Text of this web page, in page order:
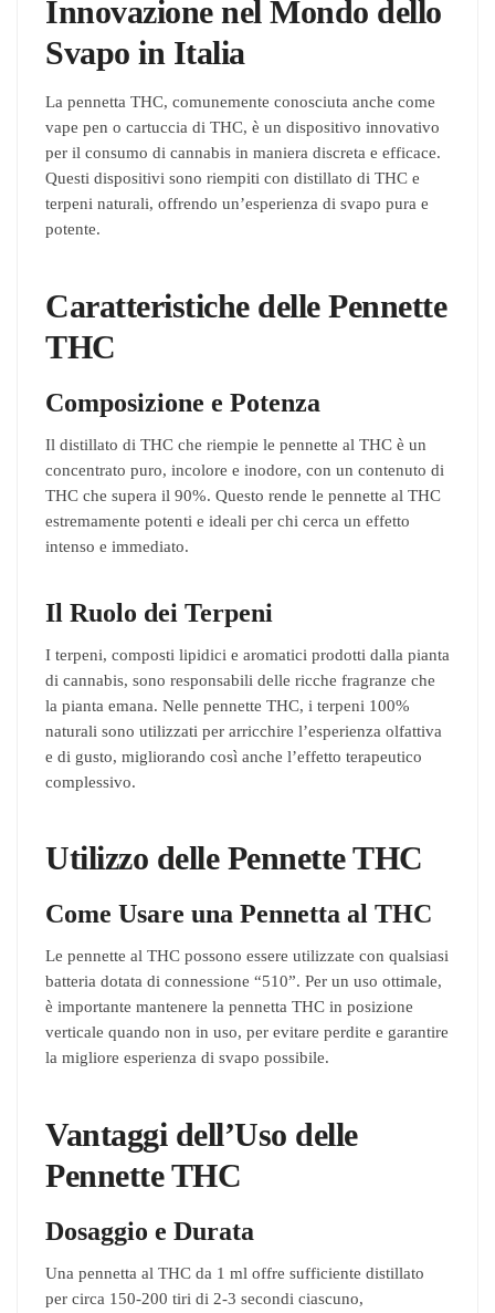
pagina
Innovazione nel Mondo dello
Svapo in Italia
La pennetta THC, comunemente conosciuta anche come
vape pen o cartuccia di THC, è un dispositivo innovativo
per il consumo di cannabis in maniera discreta e efficace.
Questi dispositivi sono riempiti con distillato di THC e
terpeni naturali, offrendo un’esperienza di svapo pura e
potente.
Caratteristiche delle Pennette
THC
Composizione e Potenza
Il distillato di THC che riempie le pennette al THC è un
concentrato puro, incolore e inodore, con un contenuto di
THC che supera il 90%. Questo rende le pennette al THC
estremamente potenti e ideali per chi cerca un effetto
intenso e immediato.
Il Ruolo dei Terpeni
I terpeni, composti lipidici e aromatici prodotti dalla pianta
di cannabis, sono responsabili delle ricche fragranze che
la pianta emana. Nelle pennette THC, i terpeni 100%
naturali sono utilizzati per arricchire l’esperienza olfattiva
e di gusto, migliorando così anche l’effetto terapeutico
complessivo.
Utilizzo delle Pennette THC
Come Usare una Pennetta al THC
Le pennette al THC possono essere utilizzate con qualsiasi
batteria dotata di connessione “510”. Per un uso ottimale,
è importante mantenere la pennetta THC in posizione
verticale quando non in uso, per evitare perdite e garantire
la migliore esperienza di svapo possibile.
Vantaggi dell’Uso delle
Pennette THC
Dosaggio e Durata
Una pennetta al THC da 1 ml offre sufficiente distillato
per circa 150-200 tiri di 2-3 secondi ciascuno,